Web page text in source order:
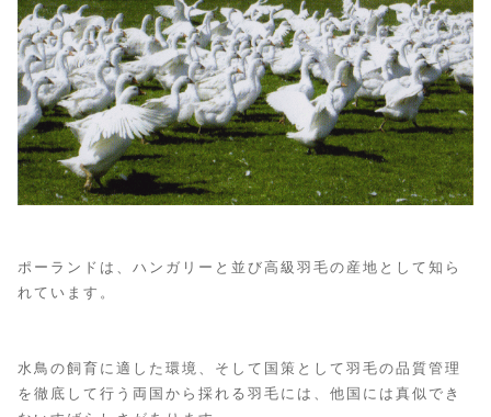
ポーランドは、ハンガリーと並び高級羽毛の産地として知ら
れています。
水鳥の飼育に適した環境、そして国策として羽毛の品質管理
を徹底して行う両国から採れる羽毛には、他国には真似でき